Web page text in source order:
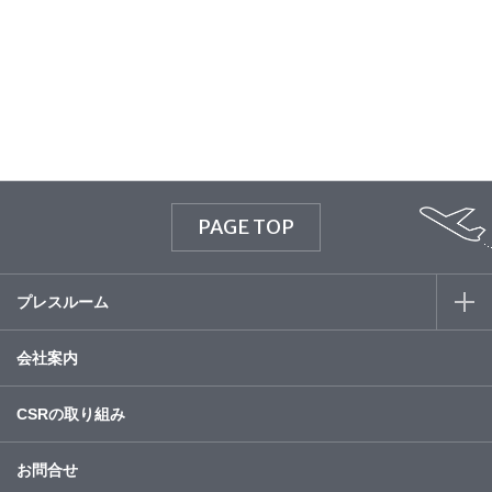
PAGE TOP
プレスルーム
会社案内
CSRの取り組み
お問合せ